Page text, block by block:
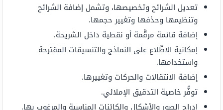
تعديل الشرائح وتخصيصها، وتشمل إضافة الشرائح
وتنظيمها وحذفها وتغيير حجمها.
إضافة قائمة مرقَّمة أو نقطية داخل الشريحة.
إمكانية الاطّلاع على النماذج والتنسيقات المقترحة
واستخدامها.
إضافة الانتقالات والحركات وتغييرها.
توفُّر خاصية التدقيق الإملائي.
إدراج الصور والأشكال والكائنات المناسبة والمرغوب بها.